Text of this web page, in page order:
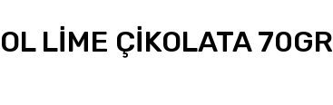
LİME ÇİKOLATA 70GR